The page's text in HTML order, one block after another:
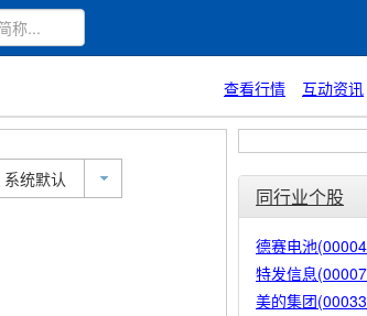
查看行情 互动资讯
系统默认
同行业个股
德赛电池
特发信息
美的集团